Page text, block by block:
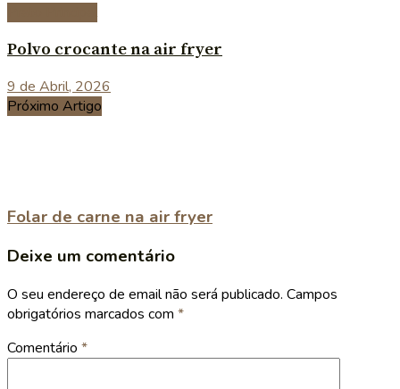
Polvo crocante na air fryer
9 de Abril, 2026
Próximo Artigo
Folar de carne na air fryer
Deixe um comentário
O seu endereço de email não será publicado. Campos
obrigatórios marcados com *
Comentário *